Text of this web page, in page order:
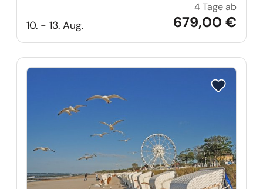
10. - 13. Aug.
4 Tage ab
679,00 €
Reise auf